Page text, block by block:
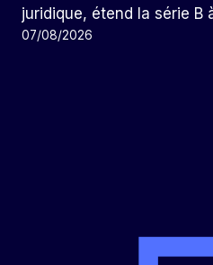
juridique, étend la série B
07/08/2026